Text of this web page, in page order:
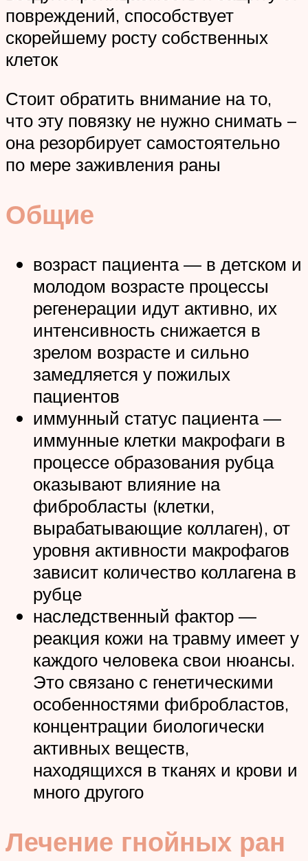
повреждений, способствует
скорейшему росту собственных
клеток
Стоит обратить внимание на то,
что эту повязку не нужно снимать –
она резорбирует самостоятельно
по мере заживления раны
Общие
возраст пациента — в детском и
молодом возрасте процессы
регенерации идут активно, их
интенсивность снижается в
зрелом возрасте и сильно
замедляется у пожилых
пациентов
иммунный статус пациента —
иммунные клетки макрофаги в
процессе образования рубца
оказывают влияние на
фибробласты (клетки,
вырабатывающие коллаген), от
уровня активности макрофагов
зависит количество коллагена в
рубце
наследственный фактор —
реакция кожи на травму имеет у
каждого человека свои нюансы.
Это связано с генетическими
особенностями фибробластов,
концентрации биологически
активных веществ,
находящихся в тканях и крови и
много другого
Лечение гнойных ран